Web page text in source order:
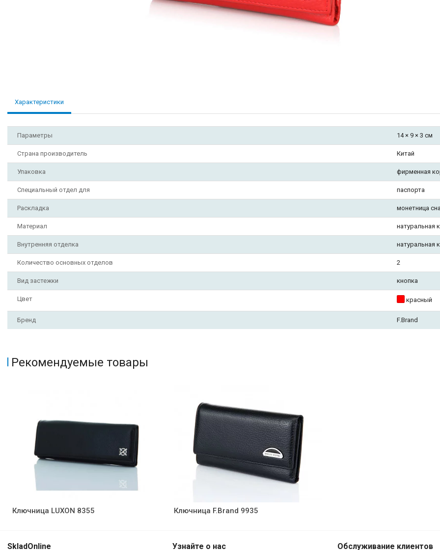
Характеристики
Параметры 14 × 9 × 3 см
Страна производитель Китай
Упаковка фирменная
Специальный отдел для паспорта
Раскладка монетница
Материал натуральная
Внутренняя отделка натуральная
Количество основных отделов 2
Вид застежки кнопка
Цвет красный
Бренд F.Brand
Рекомендуемые товары
Ключница LUXON 8355 Ключница F.Brand 9935
SkladOnline Узнайте о нас Обслуживание клиентов